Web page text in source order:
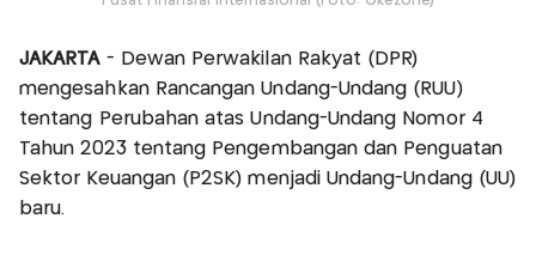
JAKARTA- Dewan Perwakilan Rakyat (DPR)
mengesahkan Rancangan Undang-Undang (RUU)
tentang Perubahan atas Undang-Undang Nomor 4
Tahun 2023 tentang Pengembangan dan Penguatan
Sektor Keuangan (P2SK) menjadi Undang-Undang (UU)
baru.